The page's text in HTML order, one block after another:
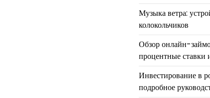
Музыка ветра:
колокольчиков
Обзор онлайн-
процентные ставки
Инвестирование в
подробное